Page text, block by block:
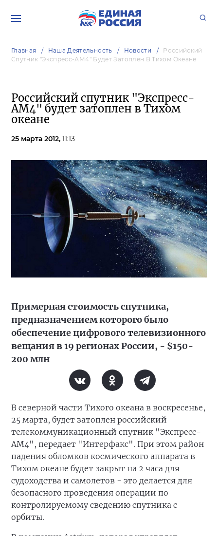
Главная Наша Деятельность Новости
Российский
Спутник "Экспресс-АМ4" Будет Затоплен В Тихом Океане
Российский спутник "Экспресс-
АМ4" будет затоплен в Тихом
океане
25 марта 2012, 11:13
Примерная стоимость спутника,
предназначением которого было
обеспечение цифрового телевизионного
вещания в 19 регионах России, - $150-
200 млн
В северной части Тихого океана в воскресенье,
25 марта, будет затоплен российский
телекоммуникационный спутник "Экспресс-
АМ4", передает "Интерфакс". При этом район
падения обломков космического аппарата в
Тихом океане будет закрыт на 2 часа для
судоходства и самолетов - это делается для
безопасного проведения операции по
контролируемому сведению спутника с
орбиты.